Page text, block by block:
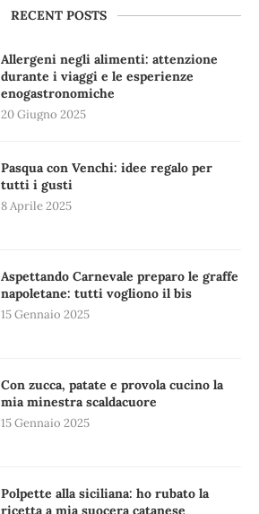
RECENT POSTS
Allergeni negli alimenti: attenzione
durante i viaggi e le esperienze
enogastronomiche
20 Giugno 2025
Pasqua con Venchi: idee regalo per
tutti i gusti
8 Aprile 2025
Aspettando Carnevale preparo le graffe
napoletane: tutti vogliono il bis
15 Gennaio 2025
Con zucca, patate e provola cucino la
mia minestra scaldacuore
15 Gennaio 2025
Polpette alla siciliana: ho rubato la
ricetta a mia suocera catanese